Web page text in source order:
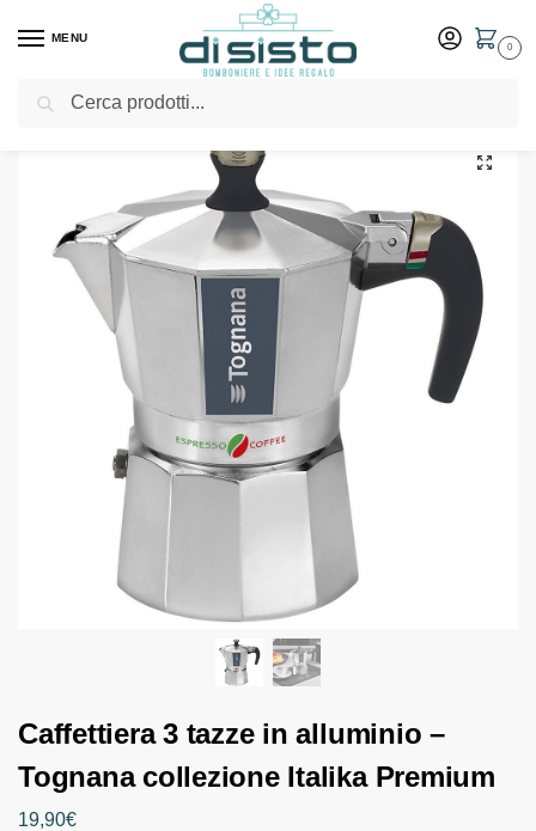
MENU
0
Home Shop Elettrodomestici
Caffettiera 3 tazze in alluminio –
Tognana collezione Italika Premium
19,90€